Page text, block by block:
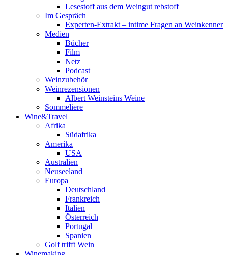
Lesestoff aus dem Weingut rebstoff
Im Gespräch
Experten-Extrakt – intime Fragen an Weinkenner
Medien
Bücher
Film
Netz
Podcast
Weinzubehör
Weinrezensionen
Albert Weinsteins Weine
Sommeliere
Wine&Travel
Afrika
Südafrika
Amerika
USA
Australien
Neuseeland
Europa
Deutschland
Frankreich
Italien
Österreich
Portugal
Spanien
Golf trifft Wein